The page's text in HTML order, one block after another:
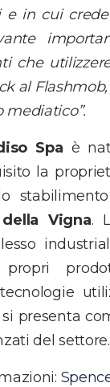
e in cui
che
al
mediatico”.
Spa è
la
Vigna.
propri
presenta
del settore.